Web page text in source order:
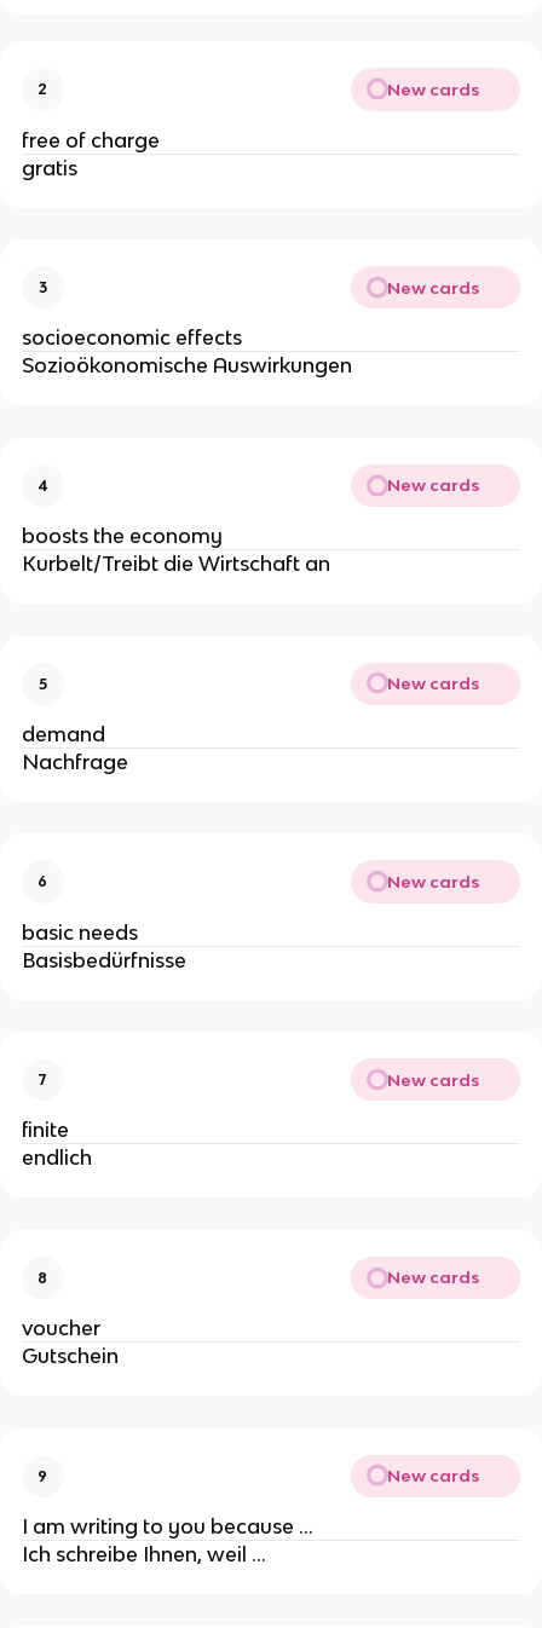
2 New cards
free of charge
gratis
3 New cards
socioeconomic effects
Sozioökonomische Auswirkungen
4 New cards
boosts the economy
Kurbelt/Treibt die Wirtschaft an
5 New cards
demand
Nachfrage
6 New cards
basic needs
Basisbedürfnisse
7 New cards
finite
endlich
8 New cards
voucher
Gutschein
9 New cards
I am writing to you because …
Ich schreibe Ihnen, weil ...